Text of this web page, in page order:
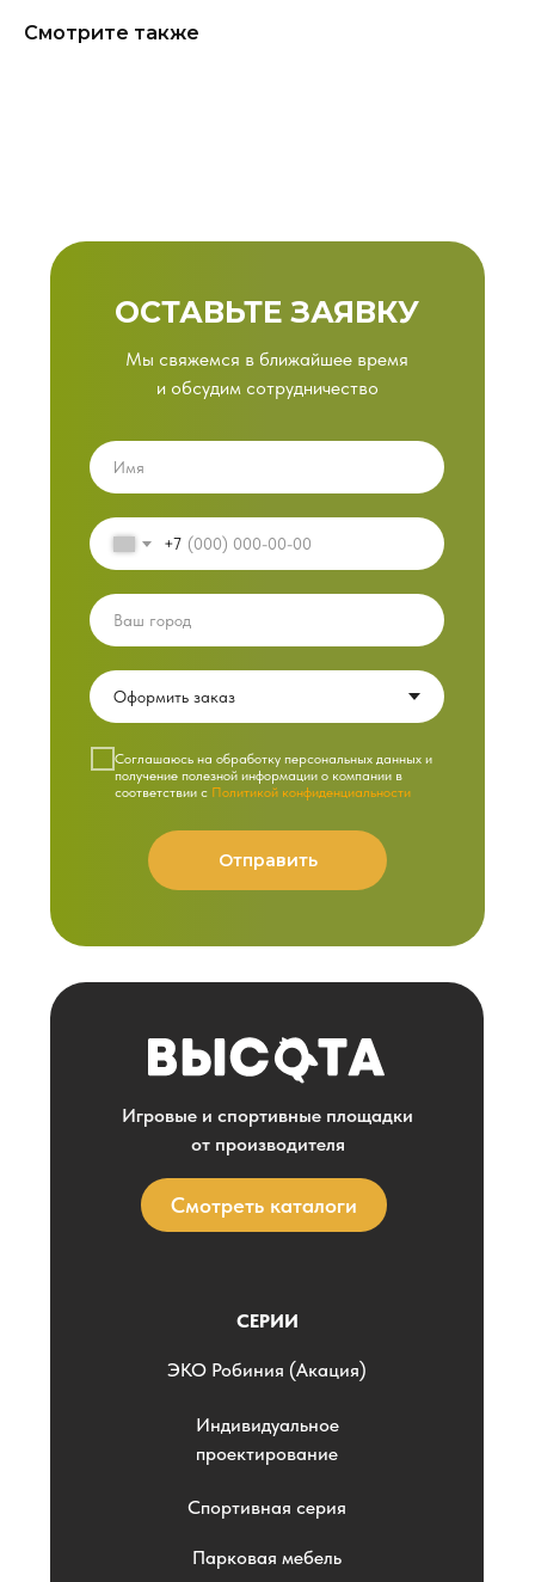
Смотрите также
ОСТАВЬТЕ ЗАЯВКУ
Мы свяжемся в ближайшее время
и обсудим сотрудничество
+7
Cоглашаюсь на обработку персональных данных и
получение полезной информации о компании в
соответствии с Политикой конфиденциальности
Отправить
Смотреть каталоги
Игровые и спортивные площадки
от производителя
СЕРИИ
ЭKO Робиния (Акация)
Спортивная серия
Парковая мебель
Индивидуальное
проектирование